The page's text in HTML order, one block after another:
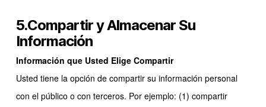
5.Compartir y Almacenar Su
Información
Información que Usted Elige Compartir
Usted tiene la opción de compartir su información personal
con el público o con terceros. Por ejemplo: (1) compartir